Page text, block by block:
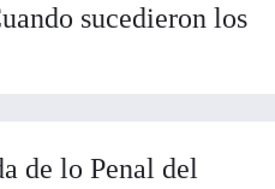
sucedieron los
de lo Penal del